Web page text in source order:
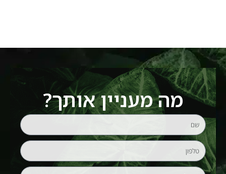
מה מעניין אותך?